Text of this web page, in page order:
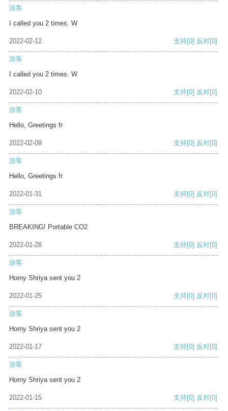
游客
I called you 2 times. W
2022-02-12 支持[0] 反对[0]
游客
I called you 2 times. W
2022-02-10 支持[0] 反对[0]
游客
Hello, Greetings fr
2022-02-09 支持[0] 反对[0]
游客
Hello, Greetings fr
2022-01-31 支持[0] 反对[0]
游客
BREAKING! Portable CO2
2022-01-28 支持[0] 反对[0]
游客
Horny Shriya sent you 2
2022-01-25 支持[0] 反对[0]
游客
Horny Shriya sent you 2
2022-01-17 支持[0] 反对[0]
游客
Horny Shriya sent you 2
2022-01-15 支持[0] 反对[0]